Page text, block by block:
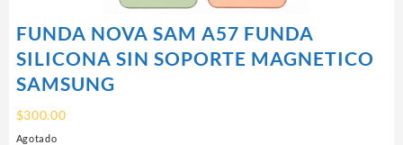
FUNDA NOVA SAM A57 FUNDA
SILICONA SIN SOPORTE MAGNETICO
SAMSUNG
$300.00
Agotado